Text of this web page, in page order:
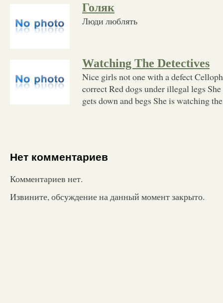
Голяк
Люди люблять
Watching The Detectives
Nice girls not one with a defect
correct Red dogs under illegal legs
gets down and begs She is watching
Нет комментариев
Комментариев нет.
Извините, обсуждение на данный момент закрыто.